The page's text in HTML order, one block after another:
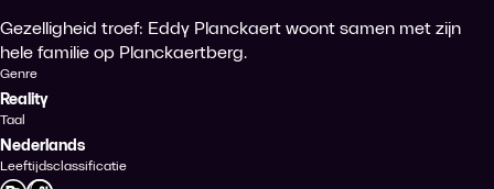
Gezelligheid troef: Eddy Planckaert woont samen met zijn
hele familie op Planckaertberg.
Genre
Reality
Taal
Nederlands
Leeftijdsclassificatie